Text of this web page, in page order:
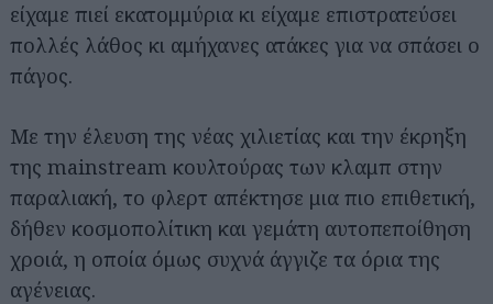
είχαμε πιεί εκατομμύρια κι είχαμε επιστρατεύσει
πολλές λάθος κι αμήχανες ατάκες για να σπάσει ο
πάγος.
Με την έλευση της νέας χιλιετίας και την έκρηξη
της mainstream κουλτούρας των κλαμπ στην
παραλιακή, το φλερτ απέκτησε μια πιο επιθετική,
δήθεν κοσμοπολίτικη και γεμάτη αυτοπεποίθηση
χροιά, η οποία όμως συχνά άγγιζε τα όρια της
αγένειας.